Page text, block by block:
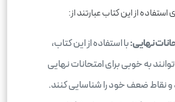
از این کتاب عبارتند از:
نهایی:با استفاده از این کتاب،
به خوبی برای امتحانات نهایی
نقاط ضعف خود را شناسایی کنند.